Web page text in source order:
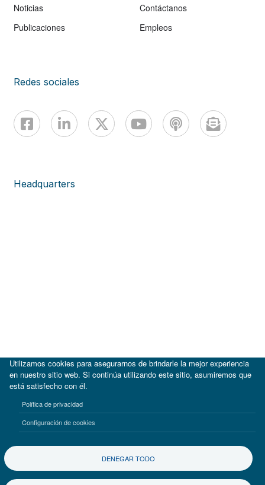
Noticias
Publicaciones
Contáctanos
Empleos
Redes sociales
Headquarters
Términos de uso Aviso de privacidad
Utilizamos cookies para asegurarnos de brindarle la mejor experiencia
en nuestro sitio web. Si continúa utilizando este sitio, asumiremos que
está satisfecho con él.
Política de privacidad
Configuración de cookies
DENEGAR TODO